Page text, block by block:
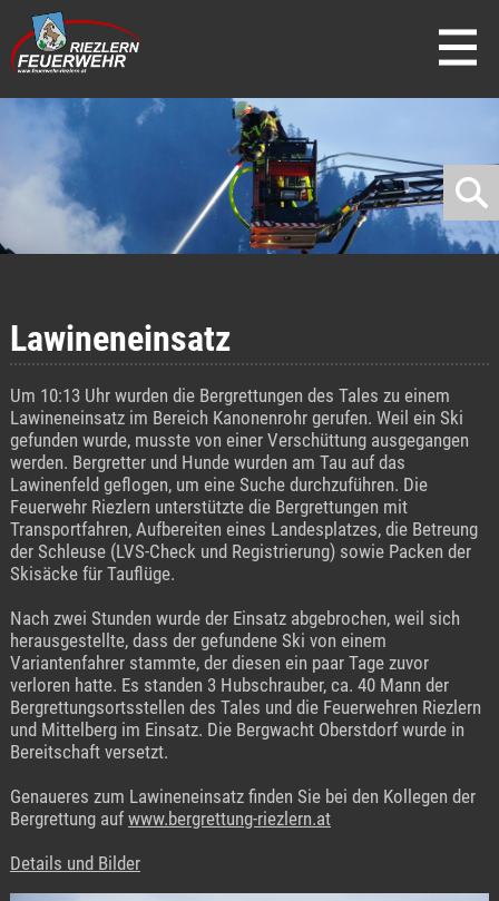
direkt zur Navigation
direkt zum Inhalt
Lawineneinsatz
Um 10:13 Uhr wurden die Bergrettungen des Tales zu einem
Lawineneinsatz im Bereich Kanonenrohr gerufen. Weil ein Ski
gefunden wurde, musste von einer Verschüttung ausgegangen
werden. Bergretter und Hunde wurden am Tau auf das
Lawinenfeld geflogen, um eine Suche durchzuführen. Die
Feuerwehr Riezlern unterstützte die Bergrettungen mit
Transportfahren, Aufbereiten eines Landesplatzes, die Betreung
der Schleuse (LVS-Check und Registrierung) sowie Packen der
Skisäcke für Tauflüge.
Nach zwei Stunden wurde der Einsatz abgebrochen, weil sich
herausgestellte, dass der gefundene Ski von einem
Variantenfahrer stammte, der diesen ein paar Tage zuvor
verloren hatte. Es standen 3 Hubschrauber, ca. 40 Mann der
Bergrettungsortsstellen des Tales und die Feuerwehren Riezlern
und Mittelberg im Einsatz. Die Bergwacht Oberstdorf wurde in
Bereitschaft versetzt.
Genaueres zum Lawineneinsatz finden Sie bei den Kollegen der
Bergrettung aufwww.bergrettung-riezlern.at
Details und Bilder